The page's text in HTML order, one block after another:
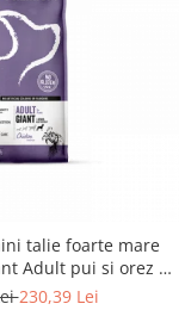
talie foarte mare
Adult pui si orez 15
Kg230,39 Lei